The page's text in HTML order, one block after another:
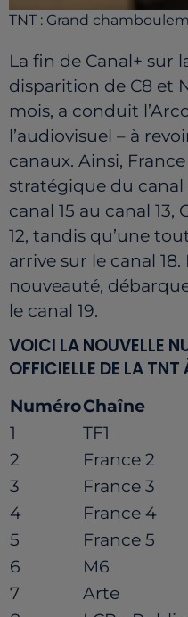
TNT : Grand
La fin de Canal+ sur
disparition de C8 et
mois, a conduit
l’audiovisuel – à
canaux. Ainsi,
stratégique du canal
canal 15 au canal
12, tandis qu’une
arrive sur le canal 18.
nouveauté,
le canal 19.
VOICI LA NOUVELLE
OFFICIELLE DE LA
NuméroChaîne
1
TF1
2
France 2
3
France 3
4
France 4
5
France 5
6
M6
7
Arte